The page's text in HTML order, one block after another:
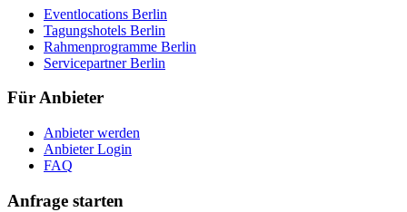
Eventlocations Berlin
Tagungshotels Berlin
Rahmenprogramme Berlin
Servicepartner Berlin
Für Anbieter
Anbieter werden
Anbieter Login
FAQ
Anfrage starten